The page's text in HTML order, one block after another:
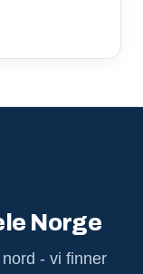
Norge
- vi finner